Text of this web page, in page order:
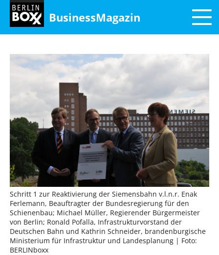
BusinessMagazin
Schritt 1 zur Reaktivierung der Siemensbahn v.l.n.r. Enak
Ferlemann, Beauftragter der Bundesregierung für den
Schienenbau; Michael Müller, Regierender Bürgermeister
von Berlin; Ronald Pofalla, Infrastrukturvorstand der
Deutschen Bahn und Kathrin Schneider, brandenburgische
Ministerium für Infrastruktur und Landesplanung | Foto:
BERLINboxx